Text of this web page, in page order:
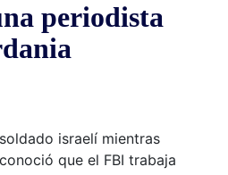
periodista
israelí mientras
que el FBI trabaja